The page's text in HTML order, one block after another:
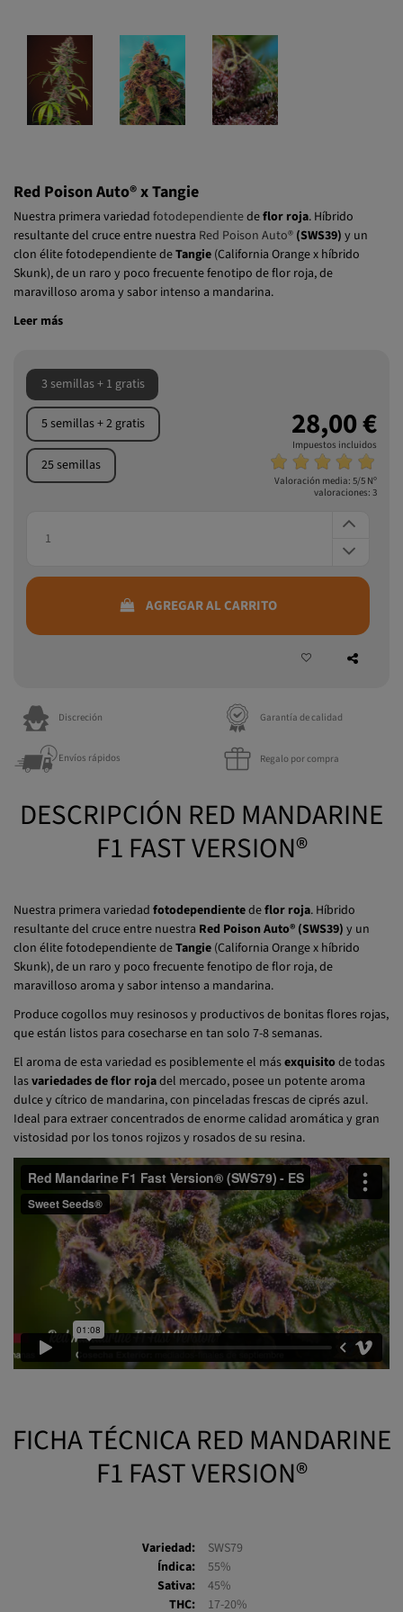
Red Poison Auto® x Tangie
Nuestra primera variedad fotodependientedeflor roja. Híbrido
resultante del cruce entre nuestraRed Poison Auto®(SWS39)y un
clon élite fotodependiente deTangie(California Orange x híbrido
Skunk), de un raro y poco frecuente fenotipo de flor roja, de
3 semillas + 1 gratis
5 semillas + 2 gratis
25 semillas
28,00 €
Impuestos incluidos
Valoración media:5/5 Nº
DESCRIPCIÓN RED MANDARINE
F1 FAST VERSION®
Nuestra primera variedad fotodependientedeflor roja. Híbrido
resultante del cruce entre nuestraRed Poison Auto® (SWS39)y un
clon élite fotodependiente deTangie(California Orange x híbrido
Skunk), de un raro y poco frecuente fenotipo de flor roja, de
Produce cogollos muy resinosos y productivos de bonitas flores rojas,
El aroma de esta variedad es posiblemente el más exquisitode todas
lasvariedades de flor rojadel mercado, posee un potente aroma
dulce y cítrico de mandarina, con pinceladas frescas de ciprés azul.
Ideal para extraer concentrados de enorme calidad aromática y gran
vistosidad por los tonos rojizos y rosados de su resina.
FICHA TÉCNICA RED MANDARINE
F1 FAST VERSION®
Variedad:
SWS79
Índica:
55%
Sativa:
45%